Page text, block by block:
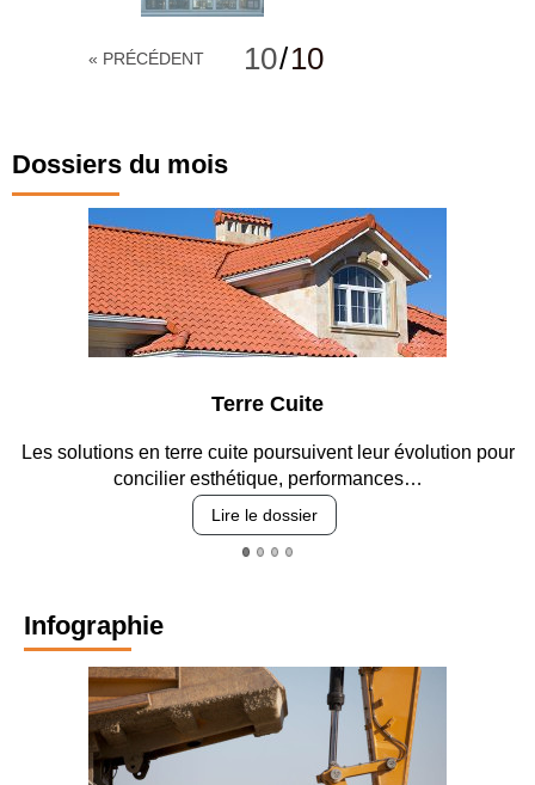
« PRÉCÉDENT 10/10
Dossiers du mois
Terre Cuite
Les solutions en terre cuite poursuivent leur évolution pour
concilier esthétique, performances…
Lire le dossier
Infographie